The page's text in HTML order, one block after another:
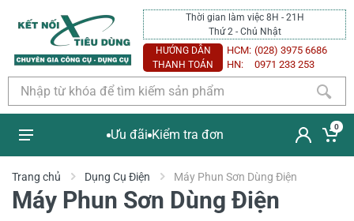
Thời gian làm việc 8H - 21H
Thứ 2 - Chủ Nhật
HƯỚNG DẪN
THANH TOÁN
HCM: (028) 3975 6686
HN:
0971 233 253
Ưu đãi Kiểm tra đơn
0
Trang chủ Dụng Cụ Điện Máy Phun Sơn Dùng Điện
Máy Phun Sơn Dùng Điện